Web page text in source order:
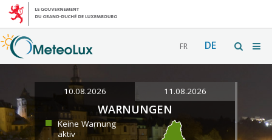
FR DE
10.08.2026 11.08.2026
WARNUNGEN
Keine Warnung
aktiv